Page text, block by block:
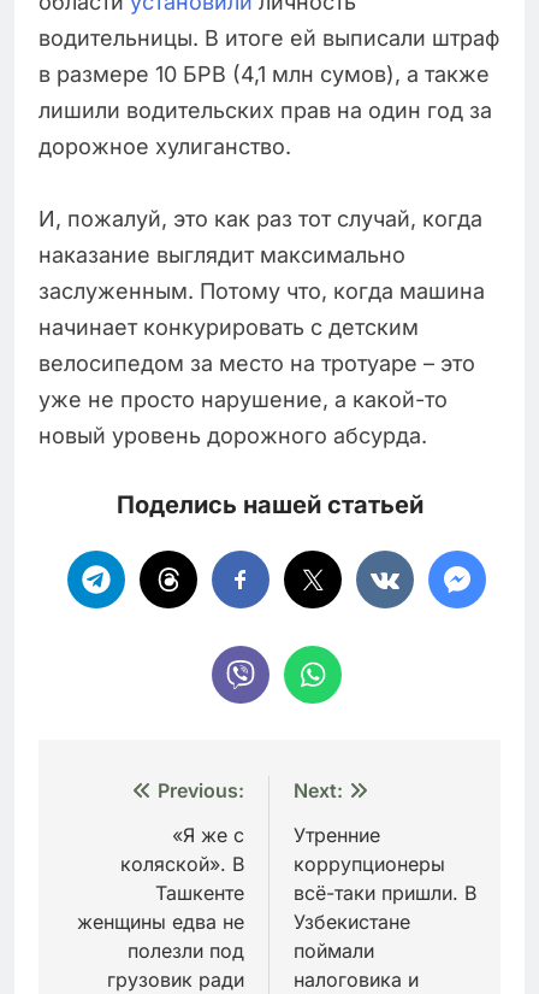
водительницы. В итоге ей выписали штраф
в размере 10 БРВ (4,1 млн сумов), а также
лишили водительских прав на один год за
дорожное хулиганство.
И, пожалуй, это как раз тот случай, когда
наказание выглядит максимально
заслуженным. Потому что, когда машина
начинает конкурировать с детским
велосипедом за место на тротуаре – это
уже не просто нарушение, а какой-то
новый уровень дорожного абсурда.
Поделись нашей статьей
Навигация
записям
Previous:
«Я же с
коляской». В
Ташкенте
женщины едва не
полезли под
грузовик ради
Next:
Утренние
коррупционеры
всё-таки пришли. В
Узбекистане
поймали
налоговика и